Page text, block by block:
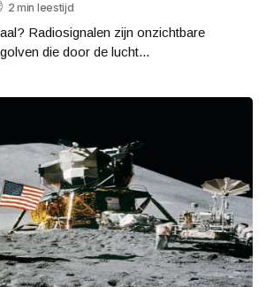
2 min leestijd
Radiosignalen zijn onzichtbare
die door de lucht...